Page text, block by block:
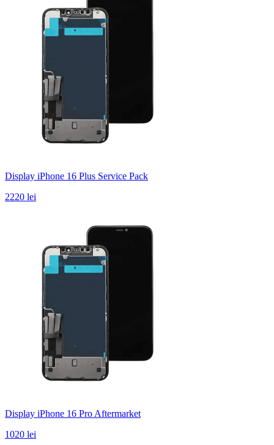
Display iPhone 16 Plus Service Pack
2220 lei
Display iPhone 16 Pro Aftermarket
1020 lei